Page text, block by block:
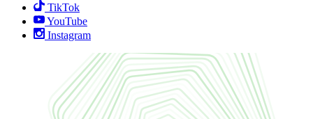
TikTok
YouTube
Instagram